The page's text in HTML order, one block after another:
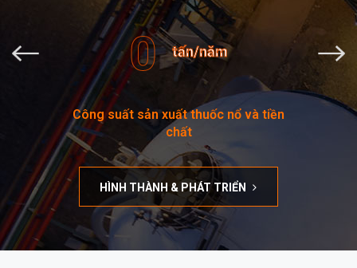
HÌNH THÀNH & PHÁT TRIỂN
0 tấn/năm
Công suất sản xuất thuốc nổ và tiền
chất